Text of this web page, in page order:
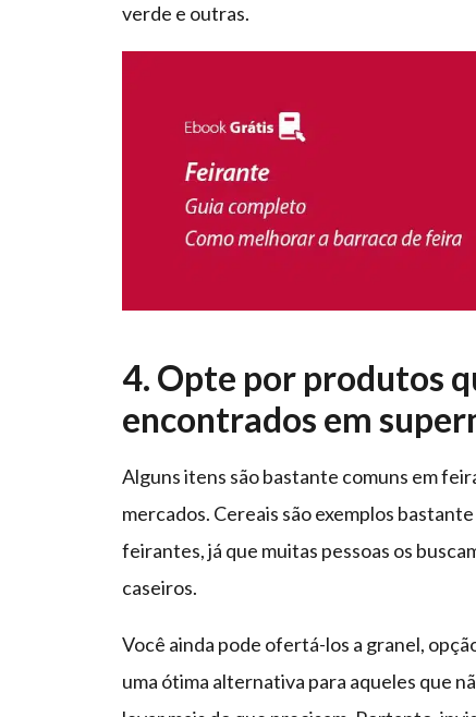
verde e outras.
4. Opte por produtos
encontrados em
Alguns itens são bastante comuns em
mercados. Cereais são exemplos
feirantes, já que muitas pessoas os
caseiros.
Você ainda pode ofertá-los a granel,
uma ótima alternativa para aqueles que